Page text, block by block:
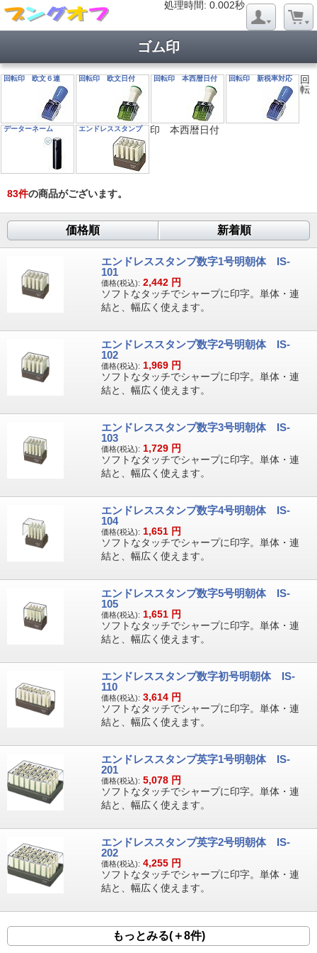
処理時間: 0.002秒
ゴム印
回転印 欧文６連 回転印 欧文日付 回転印 本西暦日付 回転印 新税率対応
データーネーム エンドレススタンプ
回
転
印 本西暦日付
83件の商品がございます。
価格順 新着順
エンドレススタンプ数字1号明朝体 IS-
101
価格(税込): 2,442 円
ソフトなタッチでシャープに印字。単体・連
結と、幅広く使えます。
エンドレススタンプ数字2号明朝体 IS-
102
価格(税込): 1,969 円
ソフトなタッチでシャープに印字。単体・連
結と、幅広く使えます。
エンドレススタンプ数字3号明朝体 IS-
103
価格(税込): 1,729 円
ソフトなタッチでシャープに印字。単体・連
結と、幅広く使えます。
エンドレススタンプ数字4号明朝体 IS-
104
価格(税込): 1,651 円
ソフトなタッチでシャープに印字。単体・連
結と、幅広く使えます。
エンドレススタンプ数字5号明朝体 IS-
105
価格(税込): 1,651 円
ソフトなタッチでシャープに印字。単体・連
結と、幅広く使えます。
エンドレススタンプ数字初号明朝体 IS-
110
価格(税込): 3,614 円
ソフトなタッチでシャープに印字。単体・連
結と、幅広く使えます。
エンドレススタンプ英字1号明朝体 IS-
201
価格(税込): 5,078 円
ソフトなタッチでシャープに印字。単体・連
結と、幅広く使えます。
エンドレススタンプ英字2号明朝体 IS-
202
価格(税込): 4,255 円
ソフトなタッチでシャープに印字。単体・連
結と、幅広く使えます。
もっとみる(＋8件)
処理時間: 0.018秒